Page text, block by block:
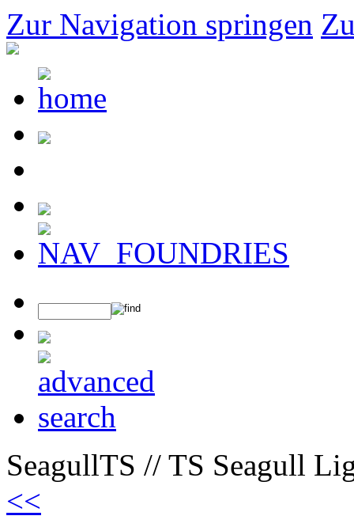
Zur Navigation springen
SeagullTS // TS Seagull
<<